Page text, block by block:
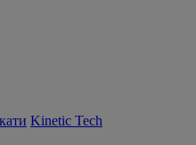
Kinetic Tech